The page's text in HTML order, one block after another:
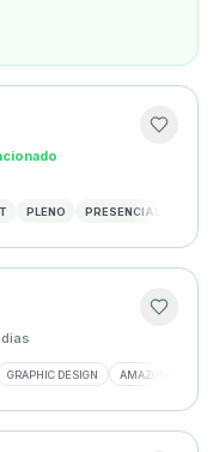
·
PLENO PRESENCIAL
GRAPHIC DESIGN AMAZON A+